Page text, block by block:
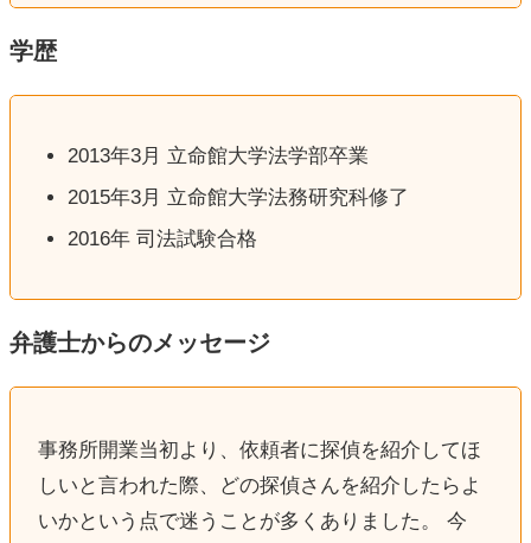
学歴
2013年3月 立命館大学法学部卒業
2015年3月 立命館大学法務研究科修了
2016年 司法試験合格
弁護士からのメッセージ
事務所開業当初より、依頼者に探偵を紹介してほ
しいと言われた際、どの探偵さんを紹介したらよ
いかという点で迷うことが多くありました。 今